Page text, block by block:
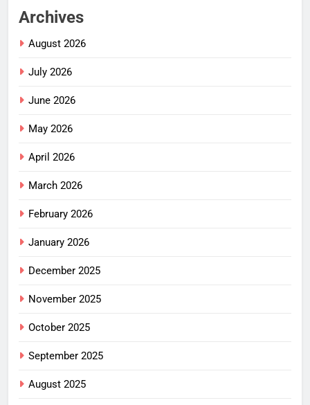
Archives
August 2026
July 2026
June 2026
May 2026
April 2026
March 2026
February 2026
January 2026
December 2025
November 2025
October 2025
September 2025
August 2025